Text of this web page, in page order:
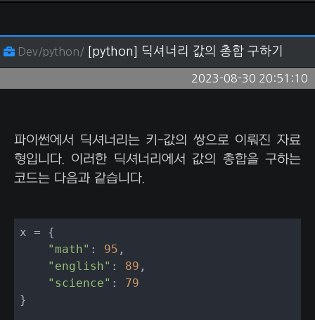
Dev/python/ [python] 딕셔너리 값의 총합 구하기
2023-08-30 20:51:10
파이썬에서 딕셔너리는 키-값의 쌍으로 이뤄진 자료
형입니다. 이러한 딕셔너리에서 값의 총합을 구하는
코드는 다음과 같습니다.
x = {
"math" : 95 ,
"english" : 89 ,
"science" : 79
}